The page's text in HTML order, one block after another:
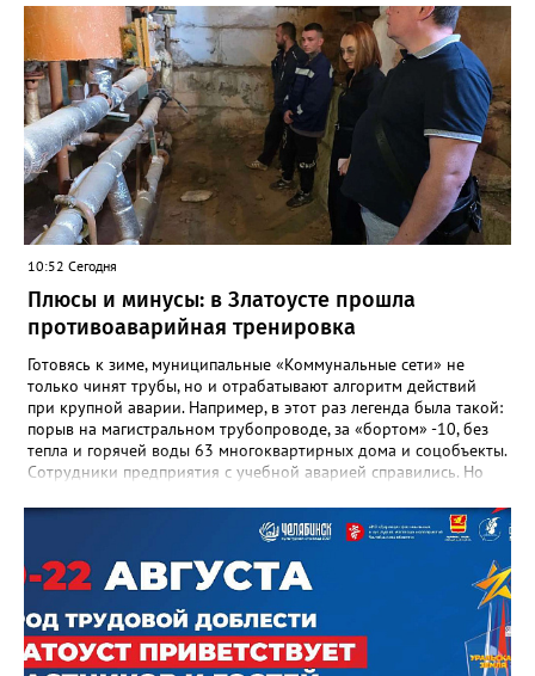
«Благодаря её мудрому руководству в школе сформировался
сильный педагогический коллектив, объединённый общими
ценностями и любовью к своему делу. Для многих Галина
Ивановна навсегда останется не только талантливым
руководителем, но и настоящим Учителем с большой буквы», -
говорится в сообществе школы №23 во ВКонтакте. Свои
соболезнования семье Галины Ивановны выразил глава
Златоуста Олег Решетников. «Её вклад зафиксирован в
важнейших документах школы, но главное - он остался в
людях: в тех учителях, которых она поддержала, в тех
учениках, которых она вдохновила. Заслуженный учитель РФ,
«Отличник народного просвещения», обладатель медали «За
доблестный труд», Галина Ивановна оставила не только
награды и документы, но и работающий, живой механизм
школы, который продолжает жить её принципами», - говорится
в некрологе.
10:52 Сегодня
Плюсы и минусы: в Златоусте прошла
противоаварийная тренировка
Готовясь к зиме, муниципальные «Коммунальные сети» не
только чинят трубы, но и отрабатывают алгоритм действий
при крупной аварии. Например, в этот раз легенда была такой:
порыв на магистральном трубопроводе, за «бортом» -10, без
тепла и горячей воды 63 многоквартирных дома и соцобъекты.
Сотрудники предприятия с учебной аварией справились. Но
отметили и недочёты. «Например, управляющие компании
несвоевременно приняли меры для предотвращения
“перемерзания” общей домовой тепловой сети
многоквартирного дома, отсутствовало взаимодействие с
ресурсоснабжающей организацией, ЕДДС и иными службами»,
— сообщила начальник Главного управления ГЖИ Ирина
Настенко. В следующий раз, рекомендовали в
Госжилинспекции, службы должны действовать слаженно. И